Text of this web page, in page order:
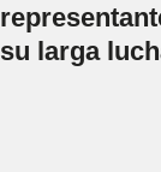
su larga